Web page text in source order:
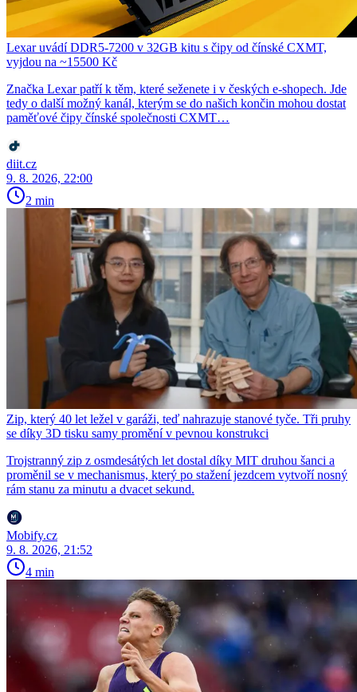
Lexar uvádí DDR5-7200 v 32GB kitu s čipy od čínské CXMT,
vyjdou na ~15500 Kč
Značka Lexar patří k těm, které seženete i v českých e-shopech. Jde
tedy o další možný kanál, kterým se do našich končin mohou dostat
paměťové čipy čínské společnosti CXMT…
diit.cz
9. 8. 2026, 22:00
2 min
Zip, který 40 let ležel v garáži, teď nahrazuje stanové tyče. Tři pruhy
se díky 3D tisku samy promění v pevnou konstrukci
Trojstranný zip z osmdesátých let dostal díky MIT druhou šanci a
proměnil se v mechanismus, který po stažení jezdcem vytvoří nosný
rám stanu za minutu a dvacet sekund.
Mobify.cz
9. 8. 2026, 21:52
4 min